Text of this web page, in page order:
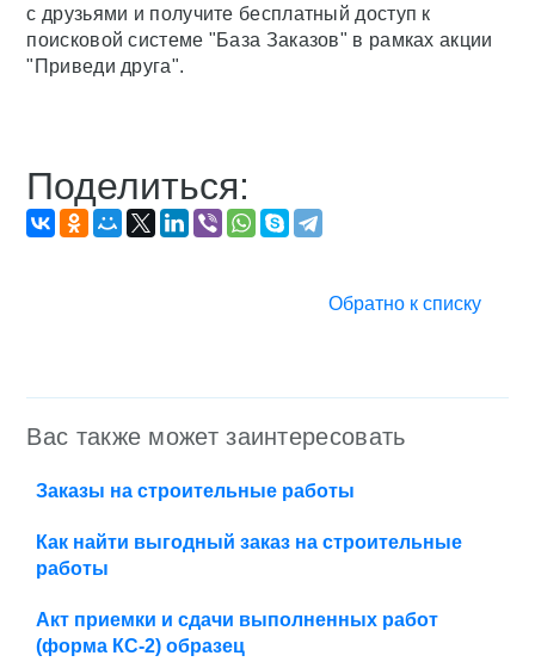
с друзьями и получите бесплатный доступ к
поисковой системе "База Заказов" в рамках акции
"Приведи друга".
Поделиться:
Обратно к списку
Вас также может заинтересовать
Заказы на строительные работы
Как найти выгодный заказ на строительные
работы
Акт приемки и сдачи выполненных работ
(форма КС-2) образец